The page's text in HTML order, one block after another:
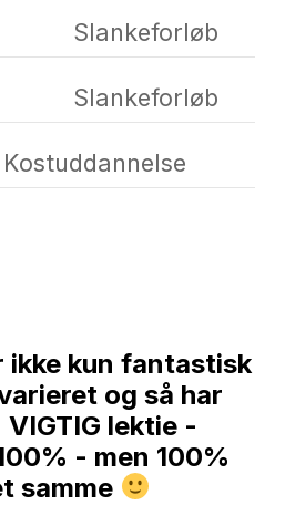
Slankeforløb
Slankeforløb
kun fantastisk
og så har
lektie -
- men 100%
samme